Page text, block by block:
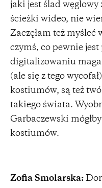
jaki jest ślad węglowy
ścieżki wideo, nie
Zaczęłam też myśleć
czymś, co pewnie jest
digitalizowaniu
(ale się z tego
kostiumów, są też
takiego świata.
Garbaczewski
kostiumów.
Zofia Smolarska: